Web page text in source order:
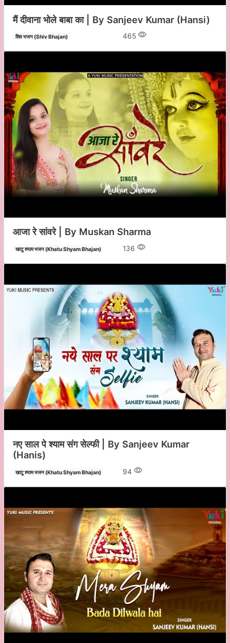
मैं दीवाना भोले बाबा का | By Sanjeev Kumar (Hansi)
शिव भजन (Shiv Bhajan) 465
आजा रे सांवरे | By Muskan Sharma
खाटू श्याम भजन (Khatu Shyam Bhajan) 136
नए साल पे श्याम संग सेल्फी | By Sanjeev Kumar
(Hanis)
खाटू श्याम भजन (Khatu Shyam Bhajan) 94